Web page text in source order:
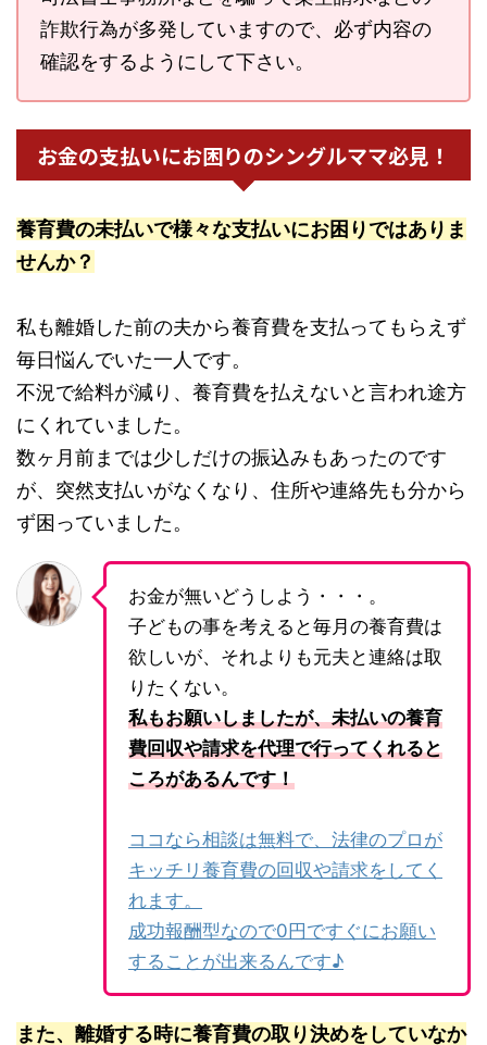
詐欺行為が多発していますので、必ず内容の
確認をするようにして下さい。
お金の支払いにお困りのシングルママ必見！
養育費の未払いで様々な支払いにお困りではありま
せんか？
私も離婚した前の夫から養育費を支払ってもらえず
毎日悩んでいた一人です。
不況で給料が減り、養育費を払えないと言われ途方
にくれていました。
数ヶ月前までは少しだけの振込みもあったのです
が、突然支払いがなくなり、住所や連絡先も分から
ず困っていました。
お金が無いどうしよう・・・。
子どもの事を考えると毎月の養育費は
欲しいが、それよりも元夫と連絡は取
りたくない。
私もお願いしましたが、未払いの養育
費回収や請求を代理で行ってくれると
ころがあるんです！
ココなら相談は無料で、法律のプロが
キッチリ養育費の回収や請求をしてく
れます。
成功報酬型なので0円ですぐにお願い
することが出来るんです♪
また、離婚する時に養育費の取り決めをしていなか